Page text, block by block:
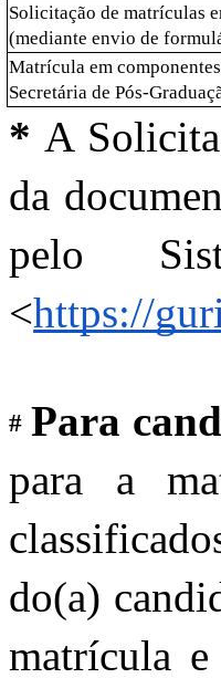
Solicitação de matrículas
(mediante envio de
Matrícula em
Secretária de Pós-
* A
da
pelo
<https://
# Para
para a
do(a)